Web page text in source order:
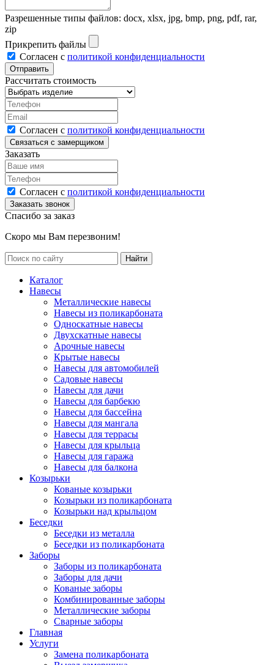
Разрешенные типы файлов: docx, xlsx, jpg, bmp, png, pdf, rar,
zip
Прикрепить файлы
Согласен с политикой конфиденциальности
Рассчитать стоимость
Согласен с политикой конфиденциальности
Заказать
Согласен с политикой конфиденциальности
Спасибо за заказ
Скоро мы Вам перезвоним!
Каталог
Навесы
Металлические навесы
Навесы из поликарбоната
Односкатные навесы
Двухскатные навесы
Арочные навесы
Крытые навесы
Навесы для автомобилей
Садовые навесы
Навесы для дачи
Навесы для барбекю
Навесы для бассейна
Навесы для мангала
Навесы для террасы
Навесы для крыльца
Навесы для гаража
Навесы для балкона
Козырьки
Кованые козырьки
Козырьки из поликарбоната
Козырьки над крыльцом
Беседки
Беседки из металла
Беседки из поликарбоната
Заборы
Заборы из поликарбоната
Заборы для дачи
Кованые заборы
Комбинированные заборы
Металлические заборы
Сварные заборы
Главная
Услуги
Замена поликарбоната